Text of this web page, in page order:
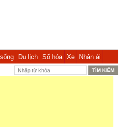
Du lịch Số hóa Xe Nhân ái